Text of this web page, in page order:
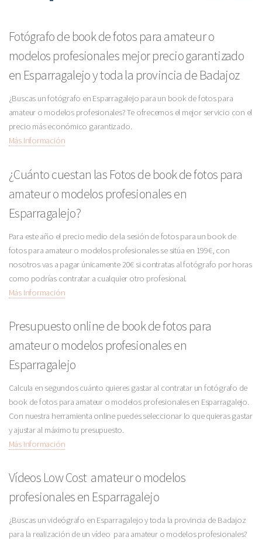
Fotógrafo de book de fotos para amateur o
modelos profesionales mejor precio garantizado
en Esparragalejo y toda la provincia de Badajoz
¿Buscas un fotógrafo en Esparragalejo para un book de fotos para
amateur o modelos profesionales? Te ofrecemos el mejor servicio con el
precio más económico garantizado.
Más Información
¿Cuánto cuestan las Fotos de book de fotos para
amateur o modelos profesionales en
Esparragalejo?
Para este año el precio medio de la sesión de fotos para un book de
fotos para amateur o modelos profesionales se sitúa en 199€, con
nosotros vas a pagar únicamente 20€ si contratas al fotógrafo por horas
como podrías contratar a cualquier otro profesional.
Más Información
Presupuesto online de book de fotos para
amateur o modelos profesionales en
Esparragalejo
Calcula en segundos cuánto quieres gastar al contratar un fotógrafo de
book de fotos para amateur o modelos profesionales en Esparragalejo.
Con nuestra herramienta online puedes seleccionar lo que quieras gastar
y ajustar al máximo tu presupuesto.
Más Información
Vídeos Low Cost amateur o modelos
profesionales en Esparragalejo
¿Buscas un videógrafo en Esparragalejo y toda la provincia de Badajoz
para la realización de un vídeo para amateur o modelos profesionales?